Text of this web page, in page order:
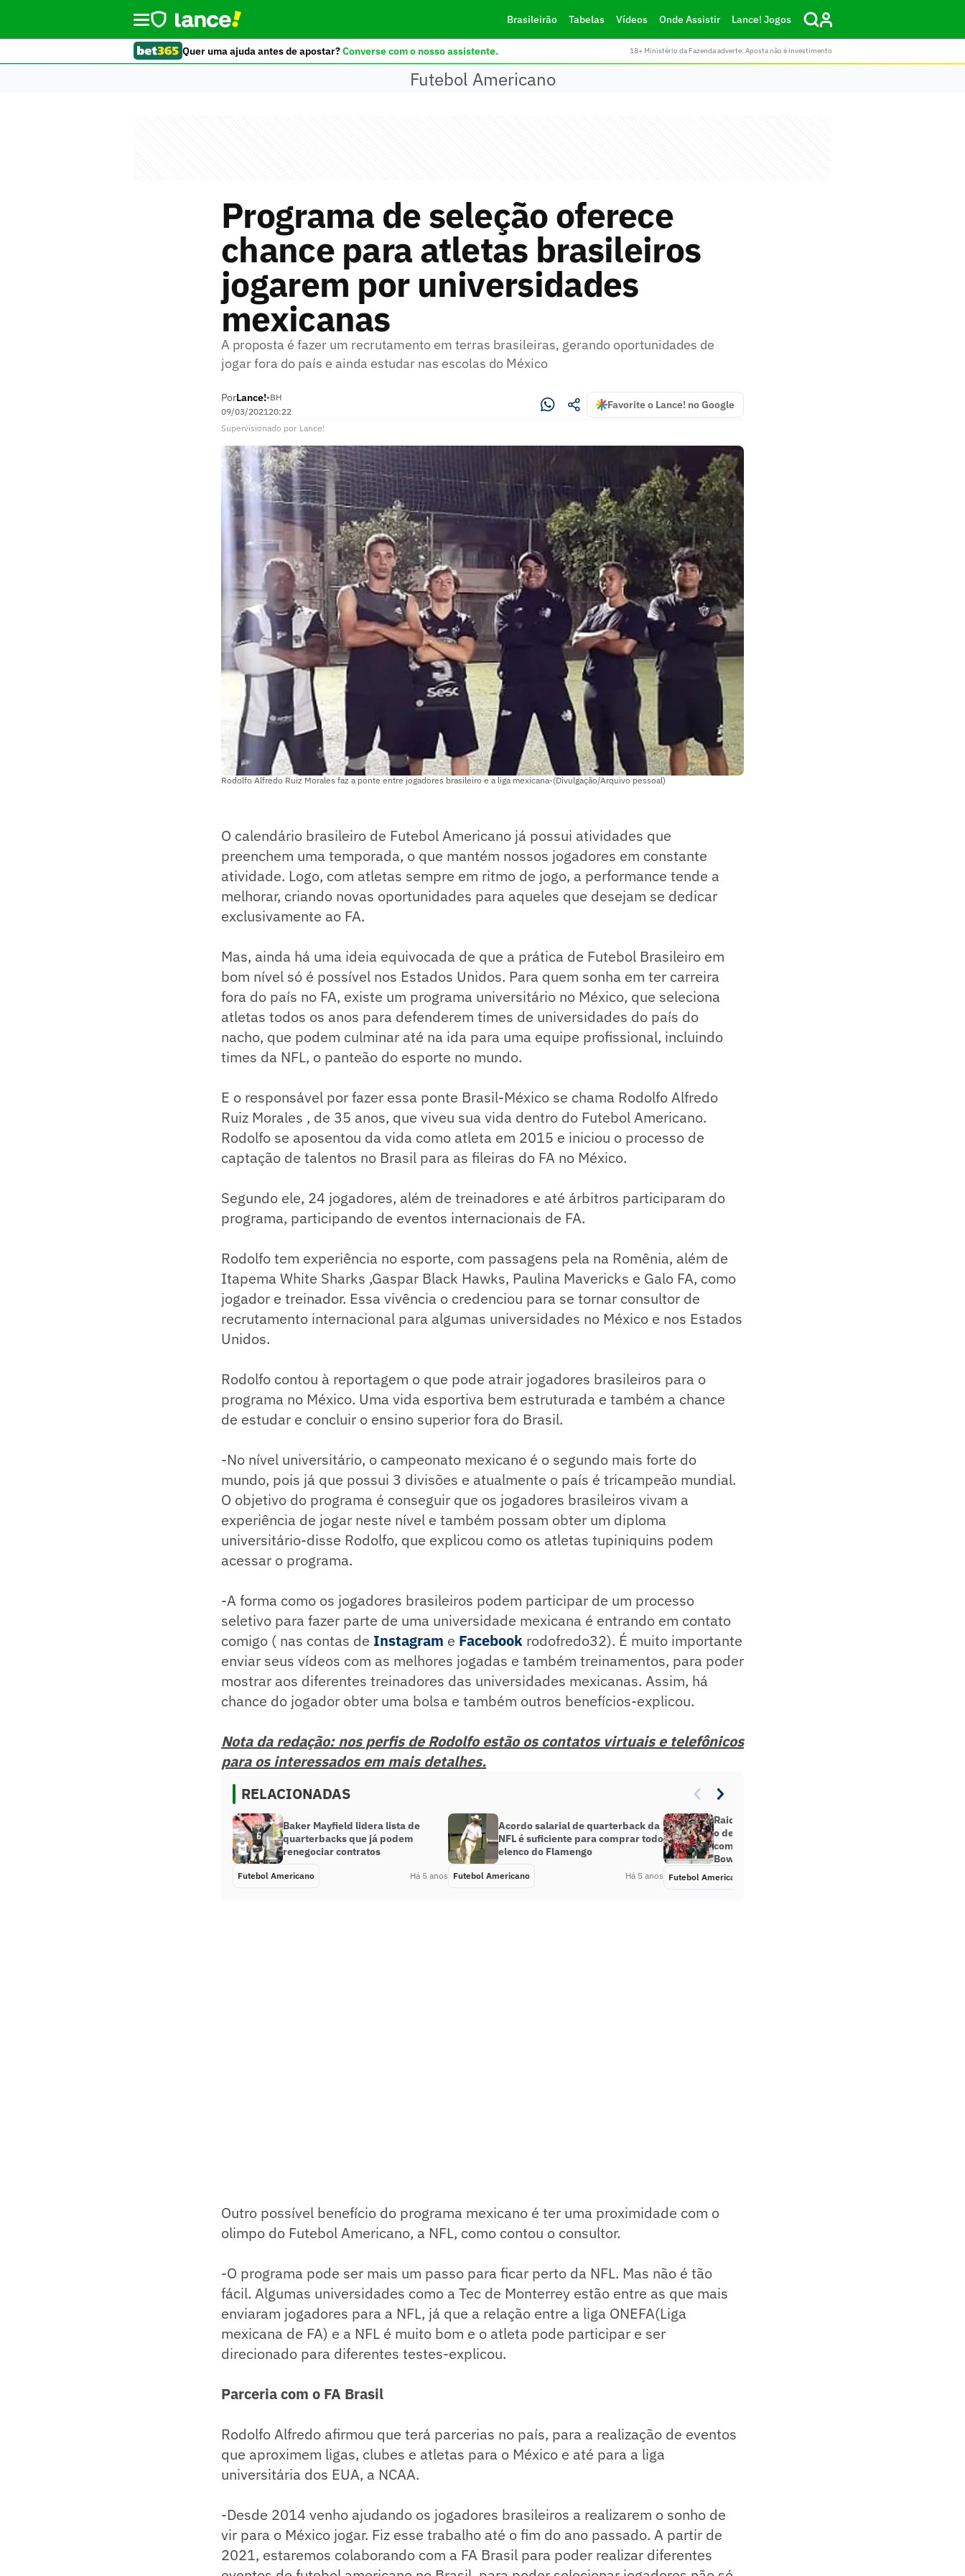
Brasileirão Tabelas Vídeos Onde Assistir Lance! Jogos
Quer uma ajuda antes de apostar?Converse com o nosso assistente. 18+ Ministério da Fazenda adverte: Aposta não é investimento
Futebol Americano
Programa de seleção oferece
chance para atletas brasileiros
jogarem por universidades
mexicanas
A proposta é fazer um recrutamento em terras brasileiras, gerando oportunidades de
jogar fora do país e ainda estudar nas escolas do México
PorLance!•BH
09/03/202120:22
Favorite o Lance! no Google
Supervisionado por Lance!
Rodolfo Alfredo Ruiz Morales faz a ponte entre jogadores brasileiro e a liga mexicana-(Divulgação/Arquivo pessoal)
O calendário brasileiro de Futebol Americano já possui atividades que
preenchem uma temporada, o que mantém nossos jogadores em constante
atividade. Logo, com atletas sempre em ritmo de jogo, a performance tende a
melhorar, criando novas oportunidades para aqueles que desejam se dedicar
exclusivamente ao FA.
Mas, ainda há uma ideia equivocada de que a prática de Futebol Brasileiro em
bom nível só é possível nos Estados Unidos. Para quem sonha em ter carreira
fora do país no FA, existe um programa universitário no México, que seleciona
atletas todos os anos para defenderem times de universidades do país do
nacho, que podem culminar até na ida para uma equipe profissional, incluindo
times da NFL, o panteão do esporte no mundo.
E o responsável por fazer essa ponte Brasil-México se chama Rodolfo Alfredo
Ruiz Morales , de 35 anos, que viveu sua vida dentro do Futebol Americano.
Rodolfo se aposentou da vida como atleta em 2015 e iniciou o processo de
captação de talentos no Brasil para as fileiras do FA no México.
Segundo ele, 24 jogadores, além de treinadores e até árbitros participaram do
programa, participando de eventos internacionais de FA.
Rodolfo tem experiência no esporte, com passagens pela na Romênia, além de
Itapema White Sharks ,Gaspar Black Hawks, Paulina Mavericks e Galo FA, como
jogador e treinador. Essa vivência o credenciou para se tornar consultor de
recrutamento internacional para algumas universidades no México e nos Estados
Unidos.
Rodolfo contou à reportagem o que pode atrair jogadores brasileiros para o
programa no México. Uma vida esportiva bem estruturada e também a chance
de estudar e concluir o ensino superior fora do Brasil.
-No nível universitário, o campeonato mexicano é o segundo mais forte do
mundo, pois já que possui 3 divisões e atualmente o país é tricampeão mundial.
O objetivo do programa é conseguir que os jogadores brasileiros vivam a
experiência de jogar neste nível e também possam obter um diploma
universitário-disse Rodolfo, que explicou como os atletas tupiniquins podem
acessar o programa.
-A forma como os jogadores brasileiros podem participar de um processo
seletivo para fazer parte de uma universidade mexicana é entrando em contato
comigo ( nas contas de Instagram e Facebook rodofredo32). É muito importante
enviar seus vídeos com as melhores jogadas e também treinamentos, para poder
mostrar aos diferentes treinadores das universidades mexicanas. Assim, há
chance do jogador obter uma bolsa e também outros benefícios-explicou.
Nota da redação: nos perfis de Rodolfo estão os contatos virtuais e telefônicos
para os interessados em mais detalhes.
RELACIONADAS
Baker Mayfield lidera lista de
quarterbacks que já podem
renegociar contratos
Futebol Americano Há 5 anos
Acordo salarial de quarterback da
NFL é suficiente para comprar todo
elenco do Flamengo
Futebol Americano Há 5 anos
Raio-X do Tampa Bay Buccaneers:
o desafio de se manter
competitivo após vitória no Super
Bowl
Futebol Americano
Outro possível benefício do programa mexicano é ter uma proximidade com o
olimpo do Futebol Americano, a NFL, como contou o consultor.
-O programa pode ser mais um passo para ficar perto da NFL. Mas não é tão
fácil. Algumas universidades como a Tec de Monterrey estão entre as que mais
enviaram jogadores para a NFL, já que a relação entre a liga ONEFA(Liga
mexicana de FA) e a NFL é muito bom e o atleta pode participar e ser
direcionado para diferentes testes-explicou.
Parceria com o FA Brasil
Rodolfo Alfredo afirmou que terá parcerias no país, para a realização de eventos
que aproximem ligas, clubes e atletas para o México e até para a liga
universitária dos EUA, a NCAA.
-Desde 2014 venho ajudando os jogadores brasileiros a realizarem o sonho de
vir para o México jogar. Fiz esse trabalho até o fim do ano passado. A partir de
2021, estaremos colaborando com a FA Brasil para poder realizar diferentes